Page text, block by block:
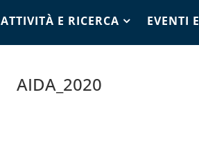
ATTIVITÀ E RICERCA EVENTI
AIDA_2020